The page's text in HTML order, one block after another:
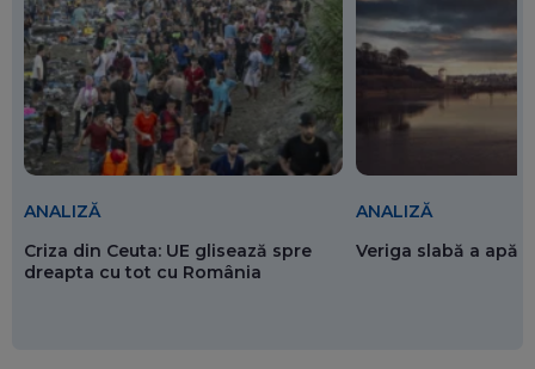
ANALIZĂ
Criza din Ceuta: UE glisează spre
dreapta cu tot cu România
ANALIZĂ
Veriga slabă a